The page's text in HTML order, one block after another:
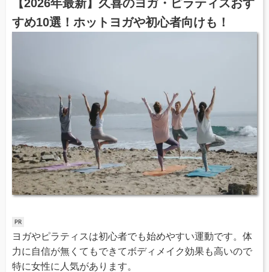
【2026年最新】久喜のヨガ・ピラティスおす
すめ10選！ホットヨガや初心者向けも！
ヨガやピラティスは初心者でも始めやすい運動です。体
力に自信が無くてもできてボディメイク効果も高いので
特に女性に人気があります。